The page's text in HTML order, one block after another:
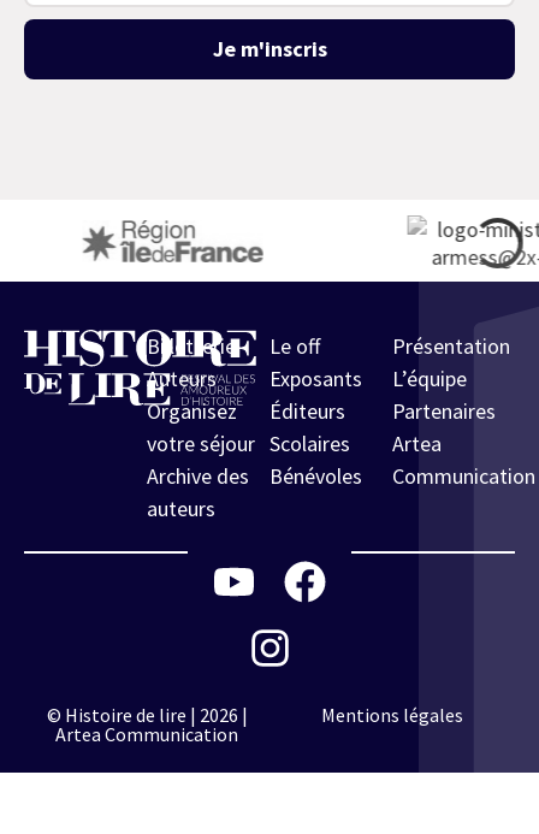
Je m'inscris
Billetterie
Auteurs
Organisez
votre séjour
Archive des
auteurs
Le off
Exposants
Éditeurs
Scolaires
Bénévoles
Présentation
L’équipe
Partenaires
Artea
Communication
© Histoire de lire | 2026 |
Artea Communication
Mentions légales